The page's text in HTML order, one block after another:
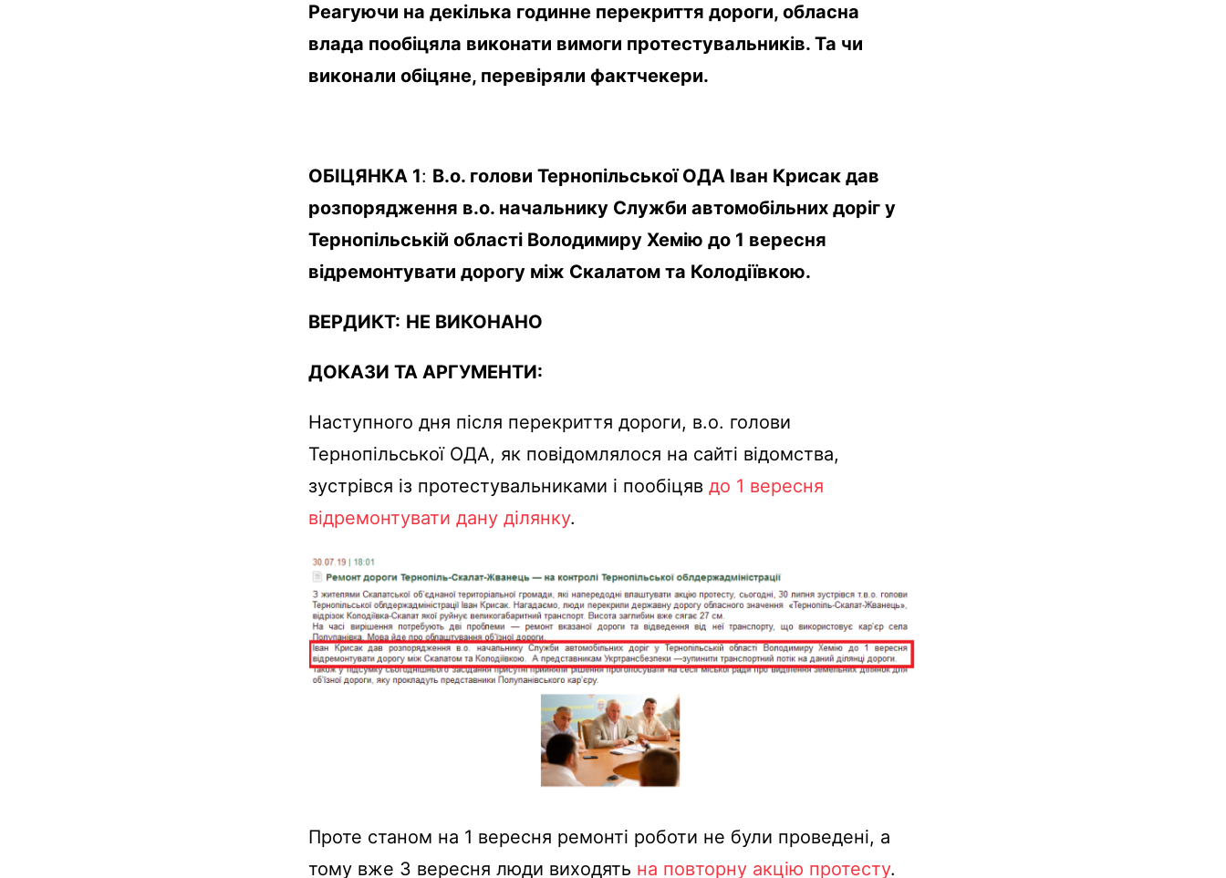
Реагуючи на декілька годинне перекриття дороги, обласна
влада пообіцяла виконати вимоги протестувальників. Та чи
виконали обіцяне, перевіряли фактчекери.
ОБІЦЯНКА 1: В.о. голови Тернопільської ОДА Іван Крисак дав
розпорядження в.о. начальнику Служби автомобільних доріг у
Тернопільській області Володимиру Хемію до 1 вересня
відремонтувати дорогу між Скалатом та Колодіївкою.
ВЕРДИКТ: НЕ ВИКОНАНО
ДОКАЗИ ТА АРГУМЕНТИ:
Наступного дня після перекриття дороги, в.о. голови
Тернопільської ОДА, як повідомлялося на сайті відомства,
зустрівся із протестувальниками і пообіцяв до 1 вересня
відремонтувати дану ділянку.
Проте станом на 1 вересня ремонті роботи не були проведені, а
тому вже 3 вересня люди виходять на повторну акцію протесту.